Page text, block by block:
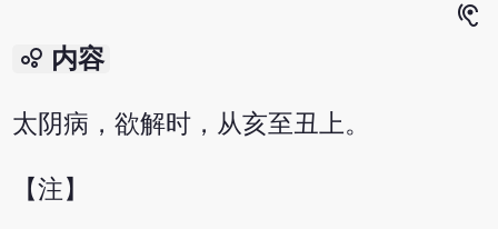
hearing
bubble_chart 内容
太阴病，欲解时，从亥至丑上。
【注】